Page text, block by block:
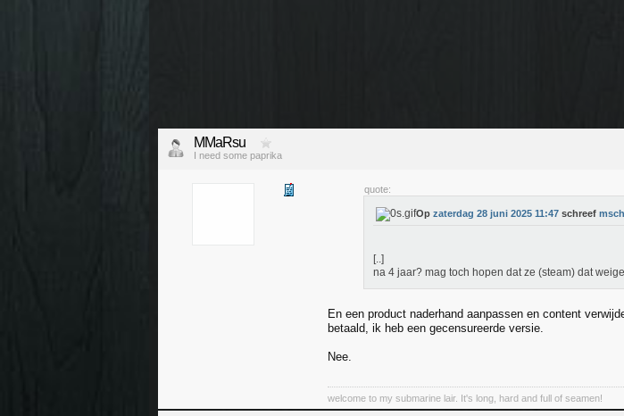
MMaRsu
I need some paprika
quote:
Op zaterdag 28 juni 2025 11:47 schreef
[..]
na 4 jaar? mag toch hopen dat ze (steam) dat
En een product naderhand aanpassen en content
betaald, ik heb een gecensureerde versie.
Nee.
welcome to my submarine lair. It's long, hard and full of seamen!